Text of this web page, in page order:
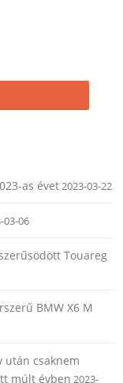
as évet2023-03-22
03-06
Touareg
BMW X6 M
után csaknem
múlt évben 2023-